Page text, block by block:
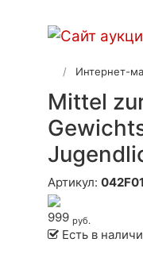
Интернет-
Mittel
Артикул:
999 руб.
Есть в